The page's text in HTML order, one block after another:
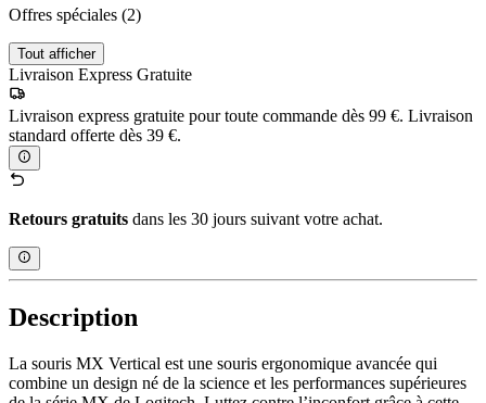
Offres spéciales (2)
Tout afficher
Livraison Express Gratuite
Livraison express gratuite pour toute commande dès 99 €. Livraison
standard offerte dès 39 €.
Retours gratuits dans les 30 jours suivant votre achat.
Description
La souris MX Vertical est une souris ergonomique avancée qui
combine un design né de la science et les performances supérieures